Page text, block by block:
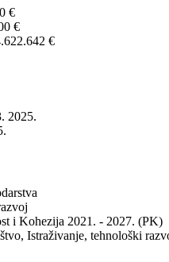
€
€
€
2025.
i Kohezija 2021. - 2027. (PK)
Istraživanje, tehnološki